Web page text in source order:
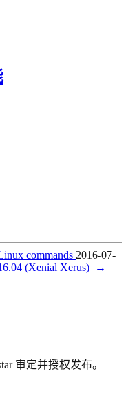
commands 2016-07-
(Xenial Xerus)
→
审定并授权发布。